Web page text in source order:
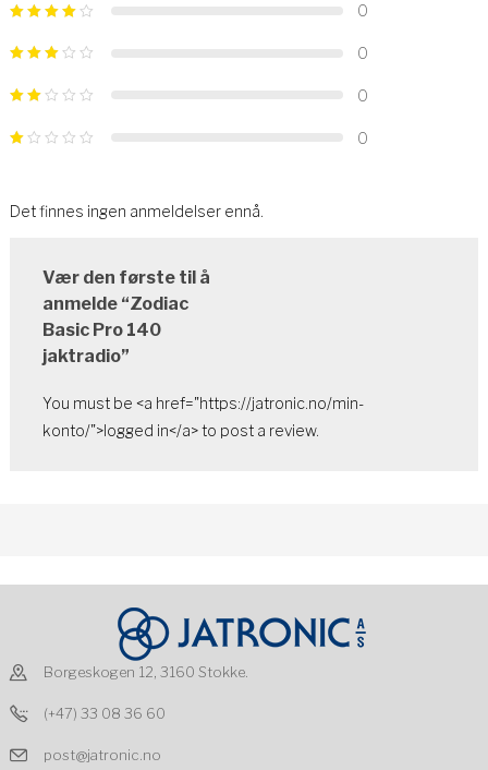
0
0
0
0
Det finnes ingen anmeldelser ennå.
Vær den første til å
anmelde “Zodiac
Basic Pro 140
jaktradio”
You must be <a href="https://jatronic.no/min-
konto/">logged in</a> to post a review.
Borgeskogen 12, 3160 Stokke.
(+47) 33 08 36 60
post@jatronic.no